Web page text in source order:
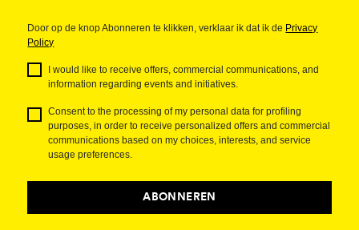
Door op de knop Abonneren te klikken, verklaar ik dat ik de Privacy
Policy
I would like to receive offers, commercial communications, and
information regarding events and initiatives.
Consent to the processing of my personal data for profiling
purposes, in order to receive personalized offers and commercial
communications based on my choices, interests, and service
usage preferences.
ABONNEREN